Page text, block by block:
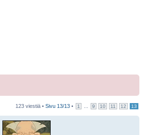
123 viestiä • Sivu 13/13 • 1 9 10 11 12 13